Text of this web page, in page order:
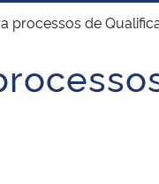
Desenvolvimento
Advocacia-Geral da
processos de